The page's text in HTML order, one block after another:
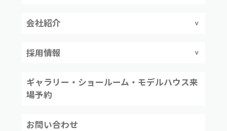
会社紹介
採用情報
ギャラリー・ショールーム・モデルハウス来
場予約
お問い合わせ